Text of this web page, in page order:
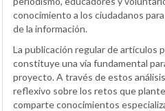
conocimiento a los ciudadanos
de la información.
La publicación regular de artículos
constituye una vía fundamental
proyecto. A través de estos
reflexivo sobre los retos que
comparte conocimientos